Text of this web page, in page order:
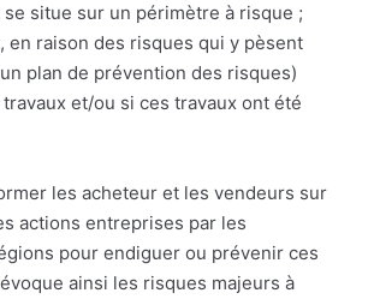
situe sur un périmètre à risque ;
en raison des risques qui y pèsent
plan de prévention des risques)
et/ou si ces travaux ont été
les acheteur et les vendeurs sur
actions entreprises par les
pour endiguer ou prévenir ces
ainsi les risques majeurs à